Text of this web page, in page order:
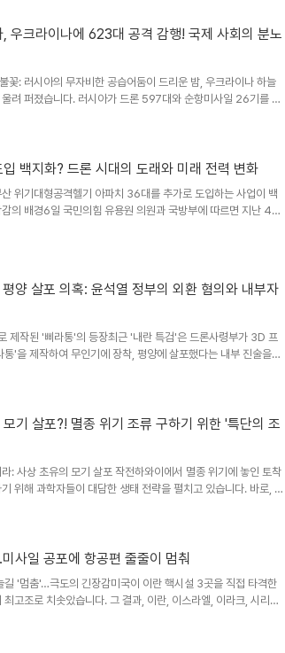
김포와 백령도 지역의 드론 작전을 총괄하는 부대로, 평양에
로 지목되어 왔습니다. 특검은 조사를 위해 A중령이 현재 근무
우크라이나에 623대 공격 감행! 국제 사회의 분노
꽃: 러시아의 무자비한 공습어둠이 드리운 밤, 우크라이나 하늘
려 퍼졌습니다. 러시아가 드론 597대와 순항미사일 26기를 동
대대적인 공습을 감행했기 때문입니다. 이 무자비한 공격으로 인
한 호소볼로디미르 젤렌스키 우크라이나 대통령은 자신의 SNS
강조하며, '우리의 파트너들이 목숨을 살릴 실제 행동에 나서주
백지화? 드론 시대의 도래와 미래 전력 변화
위기대형공격헬기 아파치 36대를 추가로 도입하는 사업이 백
의 배경6일 국민의힘 유용원 의원과 국방부에 따르면 지난 4일
경정예산에서 대형공격헬기 2차 사업 예산은 100억원(2025
업 당시 대당 441억원에서 2차는 773억원으로 가격도 폭등했
등 첨단 드론 전력으로 군 구조 변화를 진행하는 만큼 우..
양 살포 의혹: 윤석열 정부의 외환 혐의와 내부자
제작된 '삐라통'의 등장최근 '내란 특검'은 드론사령부가 3D 프
통'을 제작하여 무인기에 장착, 평양에 살포했다는 내부 진술을
전 대통령이 계엄령 선포의 명분을 얻기 위해 북한의 도발을 유
것으로 보입니다. 삐라통의 실체: 3D 프린터 기술과 북한 무인
가 3D 프린터를 이용해 제작한 '삐라통'은 회색 플라스틱 재질로,
든 형태입니다. 이는 북한이 지난해 10월 한국에서..
기 살포?! 멸종 위기 조류 구하기 위한 '특단의 조
: 사상 초유의 모기 살포 작전하와이에서 멸종 위기에 놓인 토착
위해 과학자들이 대담한 생태 전략을 펼치고 있습니다. 바로, 4
를 살포하는 이례적인 조치입니다. 이 놀라운 시도는 꿀 먹이새
수 있을지, 그 결과에 귀추가 주목됩니다. 모기와의 전쟁: 볼바
니다. 이 박테리아에 감염된 수컷 모기는 암컷 모기와 짝짓..
사일 공포에 항공편 줄줄이 멈춰
길 '멈춤'…극도의 긴장감미국이 이란 핵시설 3곳을 직접 타격한
최고조로 치솟았습니다. 그 결과, 이란, 이스라엘, 이라크, 시리아
이 전면 중단되는 초유의 사태가 벌어졌습니다. 이는 단순한 운